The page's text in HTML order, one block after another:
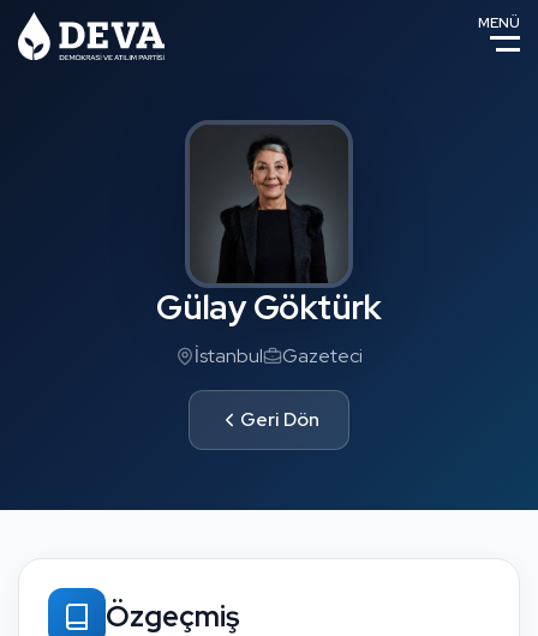
MENÜ
Gülay Göktürk
İstanbul Gazeteci
Geri Dön
Özgeçmiş